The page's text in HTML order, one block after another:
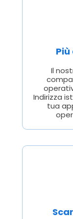
Più
Il
Indirizza
tua